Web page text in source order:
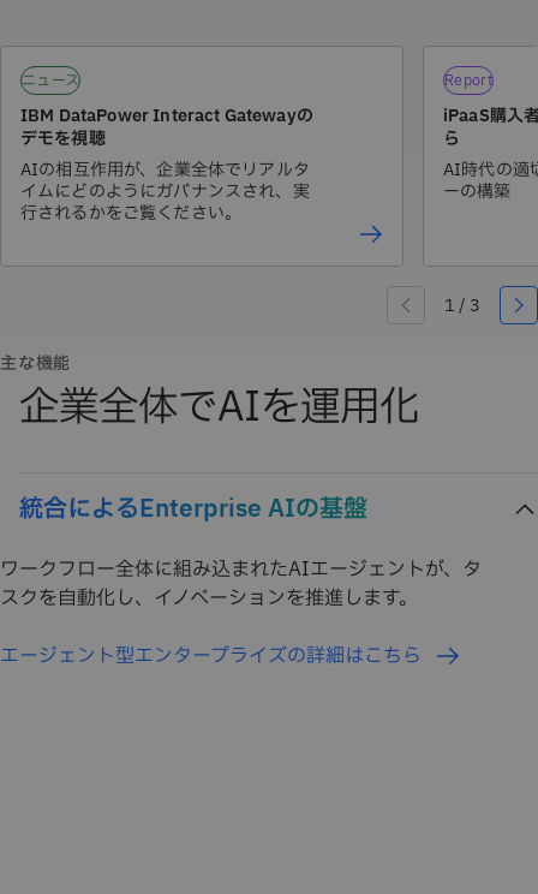
ニュース
IBM DataPower Interact Gatewayの
デモを視聴
AIの相互作用が、企業全体でリアルタ
イムにどのようにガバナンスされ、実
行されるかをご覧ください。
Report
iPaaS購入
ら
AI時代の適
ーの構築
主な機能
企業全体でAIを運用化
統合によるEnterprise AIの基盤
ワークフロー全体に組み込まれたAIエージェントが、タ
スクを自動化し、イノベーションを推進します。
エージェント型エンタープライズの詳細はこちら